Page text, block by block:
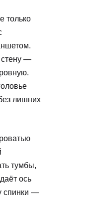
только
стену —
лишних
тумбы,
ось
спинки —